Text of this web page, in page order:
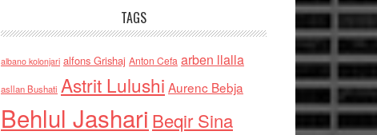
TAGS
albano kolonjari alfons Grishaj Anton Cefa arben llalla
asllan Bushati Astrit Lulushi Aurenc Bebja
Behlul Jashari Beqir Sina